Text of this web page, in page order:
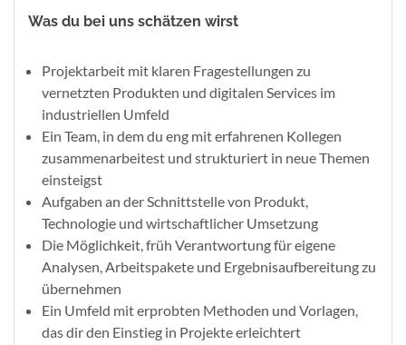
Was du bei uns schätzen wirst
Projektarbeit mit klaren Fragestellungen zu
vernetzten Produkten und digitalen Services im
industriellen Umfeld
Ein Team, in dem du eng mit erfahrenen Kollegen
zusammenarbeitest und strukturiert in neue Themen
einsteigst
Aufgaben an der Schnittstelle von Produkt,
Technologie und wirtschaftlicher Umsetzung
Die Möglichkeit, früh Verantwortung für eigene
Analysen, Arbeitspakete und Ergebnisaufbereitung zu
übernehmen
Ein Umfeld mit erprobten Methoden und Vorlagen,
das dir den Einstieg in Projekte erleichtert